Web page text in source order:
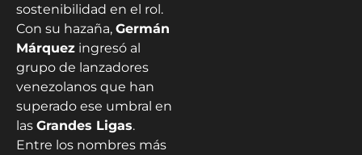
sostenibilidad en el rol.
Con su hazaña, Germán
Márquez ingresó al
grupo de lanzadores
venezolanos que han
superado ese umbral en
las Grandes Ligas​.
Entre los nombres más